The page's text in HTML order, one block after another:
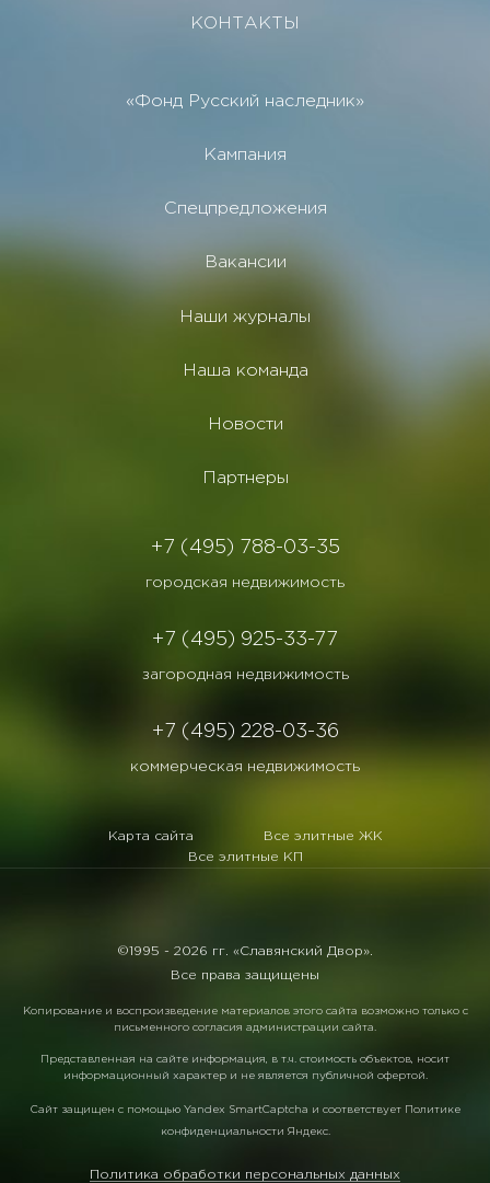
КОНТАКТЫ
«Фонд Русский наследник»
Кампания
Спецпредложения
Вакансии
Наши журналы
Наша команда
Новости
Партнеры
+7 (495) 788-03-35
городская недвижимость
+7 (495) 925-33-77
загородная недвижимость
+7 (495) 228-03-36
коммерческая недвижимость
Карта сайта
Все элитные ЖК
Все элитные КП
©1995 - 2026 гг. «Славянский Двор».
Все права защищены
Копирование и воспроизведение материалов этого сайта возможно только с
письменного согласия администрации сайта.
Представленная на сайте информация, в т.ч. стоимость объектов, носит
информационный характер и не является публичной офертой.
Сайт защищен с помощью Yandex SmartCaptcha и соответствует Политике
конфиденциальности Яндекс.
Политика обработки персональных данных